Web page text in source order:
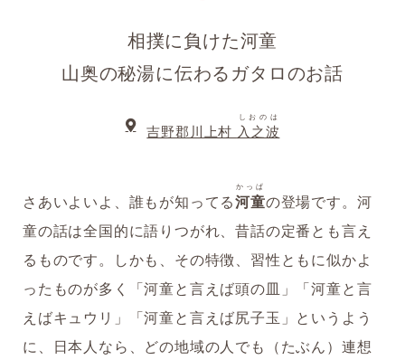
相撲に負けた河童
山奥の秘湯に伝わるガタロのお話
吉野郡川上村 入之波
しおのは
さあいよいよ、誰もが知ってる河童
かっぱ
の登場です。河
童の話は全国的に語りつがれ、昔話の定番とも言え
るものです。しかも、その特徴、習性ともに似かよ
ったものが多く「河童と言えば頭の皿」「河童と言
えばキュウリ」「河童と言えば尻子玉」というよう
に、日本人なら、どの地域の人でも（たぶん）連想